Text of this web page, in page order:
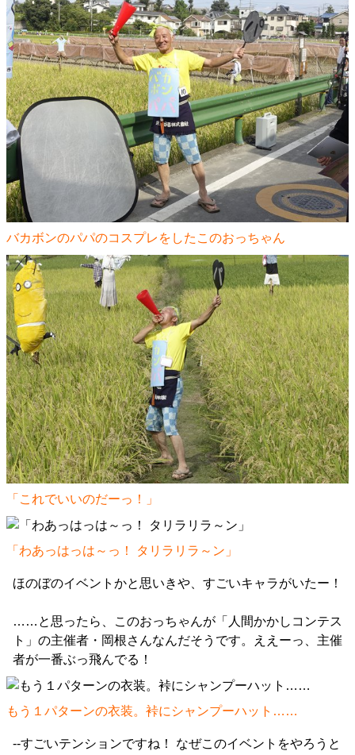
バカボンのパパのコスプレをしたこのおっちゃん
「これでいいのだーっ！」
「わあっはっは～っ！ タリラリラ～ン」
ほのぼのイベントかと思いきや、すごいキャラがいたー！
……と思ったら、このおっちゃんが「人間かかしコンテス
ト」の主催者・岡根さんなんだそうです。ええーっ、主催
者が一番ぶっ飛んでる！
もう１パターンの衣装。裃にシャンプーハット……
--すごいテンションですね！ なぜこのイベントをやろうと